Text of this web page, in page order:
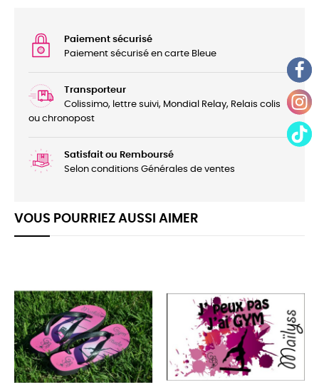
Paiement sécurisé
Paiement sécurisé en carte Bleue
Transporteur
Colissimo, lettre suivi, Mondial Relay, Relais colis
ou chronopost
Satisfait ou Remboursé
Selon conditions Générales de ventes
VOUS POURRIEZ AUSSI AIMER